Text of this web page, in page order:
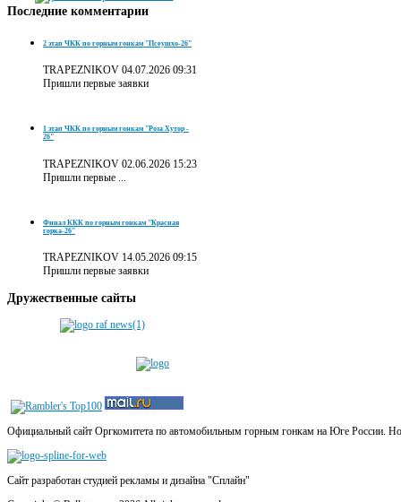
Последние комментарии
2 этап ЧКК по горным гонкам "Псеушхо-26"
TRAPEZNIKOV 04.07.2026 09:31
Пришли первые заявки
1 этап ЧКК по горным гонкам "Роза Хутор -
26"
TRAPEZNIKOV 02.06.2026 15:23
Пришли первые ...
Финал ККК по горным гонкам "Красная
горка-26"
TRAPEZNIKOV 14.05.2026 09:15
Пришли первые заявки
Дружественные сайты
Официальный сайт Оргкомитета по автомобильным горным гонкам на Юге России.
Сайт разработан студией рекламы и дизайна "Сплайн"